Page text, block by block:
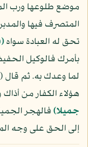
موضع طلوعها ورب
المتصرف فيها
تحق له العبادة سواه
بأمرك فالوكيل
لما وعدك به. ثم قال
هؤلاء الكفار من
جميلا)فالهجر
إلى الحق على وجه